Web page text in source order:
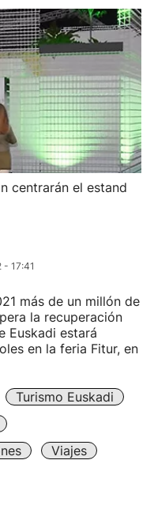
centrarán el estand
- 17:41
más de un millón de
la recuperación
Euskadi estará
en la feria Fitur, en
Turismo Euskadi
Viajes